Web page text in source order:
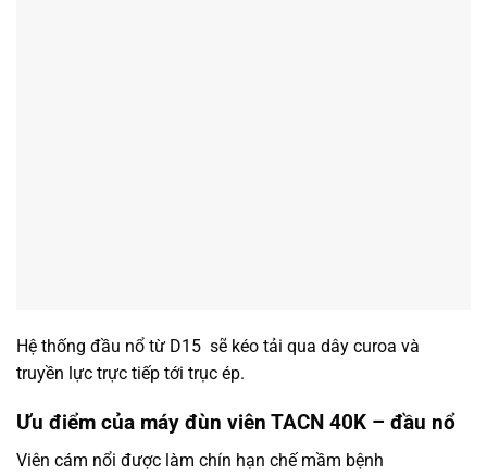
Hệ thống đầu nổ từ D15 sẽ kéo tải qua dây curoa và
truyền lực trực tiếp tới trục ép.
Ưu điểm của máy đùn viên TACN 40K – đầu nổ
Viên cám nổi được làm chín hạn chế mầm bệnh